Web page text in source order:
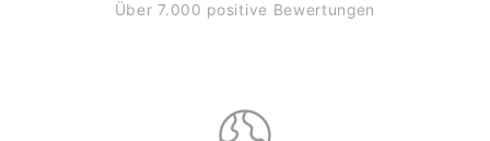
Über 7.000 positive Bewertungen